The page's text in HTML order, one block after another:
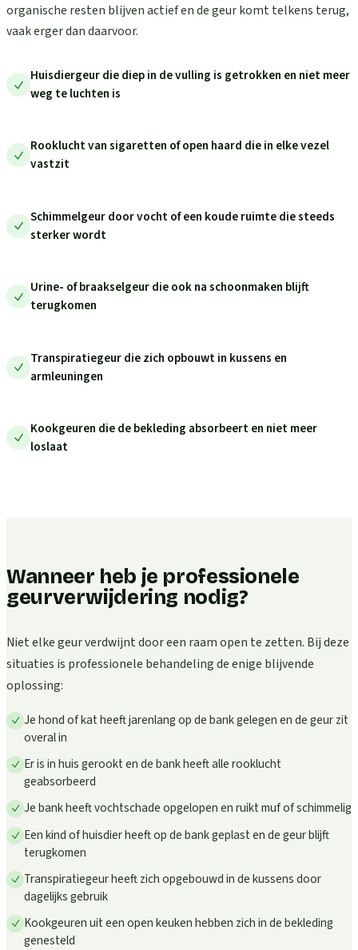
organische resten blijven actief en de geur komt telkens terug,
vaak erger dan daarvoor.
Huisdiergeur die diep in de vulling is getrokken en niet meer
weg te luchten is
Rooklucht van sigaretten of open haard die in elke vezel
vastzit
Schimmelgeur door vocht of een koude ruimte die steeds
sterker wordt
Urine- of braakselgeur die ook na schoonmaken blijft
terugkomen
Transpiratiegeur die zich opbouwt in kussens en
armleuningen
Kookgeuren die de bekleding absorbeert en niet meer
loslaat
Wanneer heb je professionele
geurverwijdering nodig?
Niet elke geur verdwijnt door een raam open te zetten. Bij deze
situaties is professionele behandeling de enige blijvende
oplossing:
Je hond of kat heeft jarenlang op de bank gelegen en de geur zit
overal in
Er is in huis gerookt en de bank heeft alle rooklucht
geabsorbeerd
Je bank heeft vochtschade opgelopen en ruikt muf of schimmelig
Een kind of huisdier heeft op de bank geplast en de geur blijft
terugkomen
Transpiratiegeur heeft zich opgebouwd in de kussens door
dagelijks gebruik
Kookgeuren uit een open keuken hebben zich in de bekleding
genesteld